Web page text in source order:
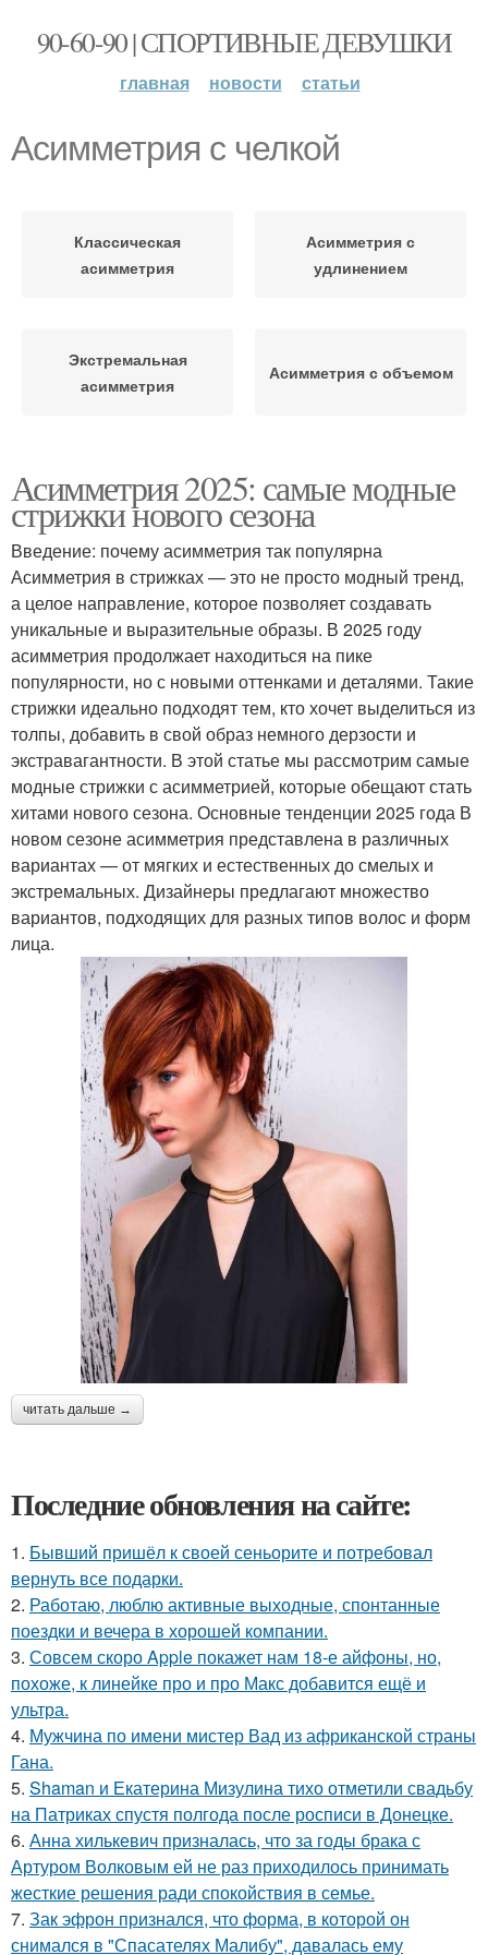
90-60-90 | СПОРТИВНЫЕ ДЕВУШКИ
главная новости статьи
Асимметрия с челкой
Классическая
асимметрия
Асимметрия с
удлинением
Экстремальная
асимметрия
Асимметрия с объемом
Асимметрия 2025: самые модные
стрижки нового сезона
Введение: почему асимметрия так популярна
Асимметрия в стрижках — это не просто модный тренд,
а целое направление, которое позволяет создавать
уникальные и выразительные образы. В 2025 году
асимметрия продолжает находиться на пике
популярности, но с новыми оттенками и деталями. Такие
стрижки идеально подходят тем, кто хочет выделиться из
толпы, добавить в свой образ немного дерзости и
экстравагантности. В этой статье мы рассмотрим самые
модные стрижки с асимметрией, которые обещают стать
хитами нового сезона. Основные тенденции 2025 года В
новом сезоне асимметрия представлена в различных
вариантах — от мягких и естественных до смелых и
экстремальных. Дизайнеры предлагают множество
вариантов, подходящих для разных типов волос и форм
лица.
читать дальше →
Последние обновления на сайте:
1. Бывший пришёл к своей сеньорите и потребовал
вернуть все подарки.
2. Работаю, люблю активные выходные, спонтанные
поездки и вечера в хорошей компании.
3. Совсем скоро Apple покажет нам 18-е айфоны, но,
похоже, к линейке про и про Макс добавится ещё и
ультра.
4. Мужчина по имени мистер Вад из африканской страны
Гана.
5. Shaman и Екатерина Мизулина тихо отметили свадьбу
на Патриках спустя полгода после росписи в Донецке.
6. Анна хилькевич призналась, что за годы брака с
Артуром Волковым ей не раз приходилось принимать
жесткие решения ради спокойствия в семье.
7. Зак эфрон признался, что форма, в которой он
снимался в "Спасателях Малибу", давалась ему